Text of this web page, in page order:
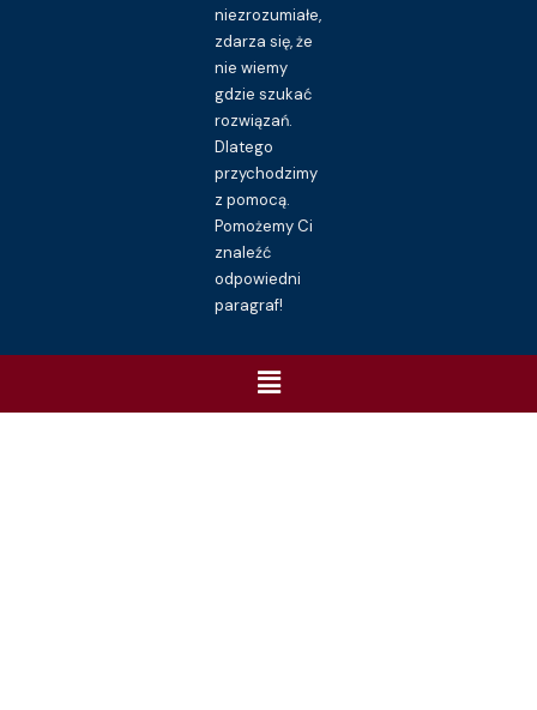
niezrozumiałe,
zdarza się, że
nie wiemy
gdzie szukać
rozwiązań.
Dlatego
przychodzimy
z pomocą.
Pomożemy Ci
znaleźć
odpowiedni
paragraf!
Menu